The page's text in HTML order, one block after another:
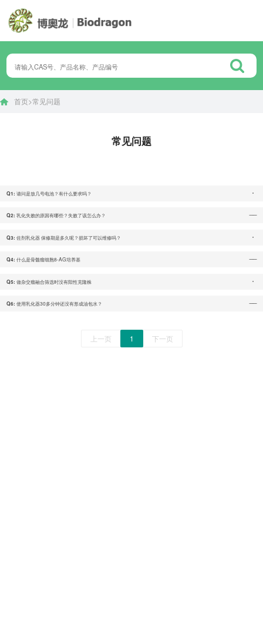
首页>常见问题
常见问题
Q1: 请问是放几号电池？有什么要求吗？
Q2: 乳化失败的原因有哪些？失败了该怎么办？
Q3: 佐剂乳化器 保修期是多久呢？损坏了可以维修吗？
Q4: 什么是骨髓瘤细胞8-AG培养基
Q5: 做杂交瘤融合筛选时没有阳性克隆株
Q6: 使用乳化器30多分钟还没有形成油包水？
上一页 1 下一页